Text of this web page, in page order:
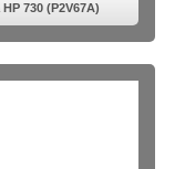
730 (P2V67A)